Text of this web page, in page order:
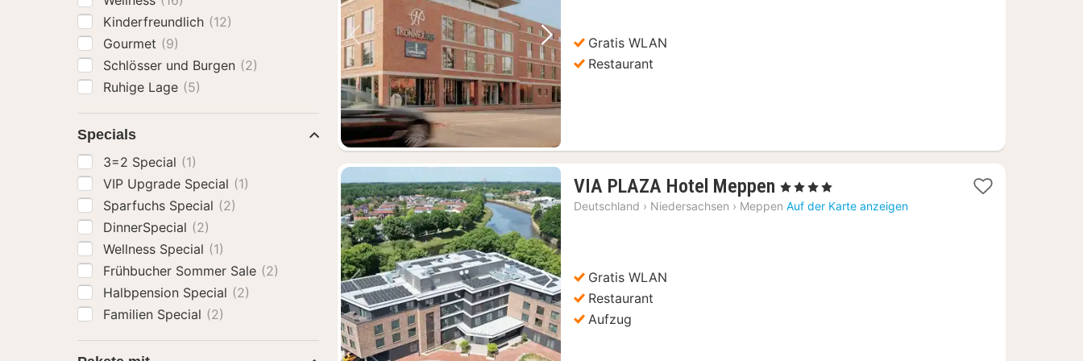
Vorheriges Bild Nächstes Bild
Gratis WLAN
Restaurant
Vorheriges Bild Nächstes Bild
VIA PLAZA Hotel Meppen 1
Nacht
, 4 Sterne
Deutschland › Niedersachsen › Meppen Auf der Karte anzeigen
Gratis WLAN
Restaurant
Aufzug
Kinderfreundlich (12)
Gourmet (9)
Schlösser und Burgen (2)
Ruhige Lage (5)
Specials
3=2 Special (1)
VIP Upgrade Special (1)
Sparfuchs Special (2)
DinnerSpecial (2)
Wellness Special (1)
Frühbucher Sommer Sale (2)
Halbpension Special (2)
Familien Special (2)